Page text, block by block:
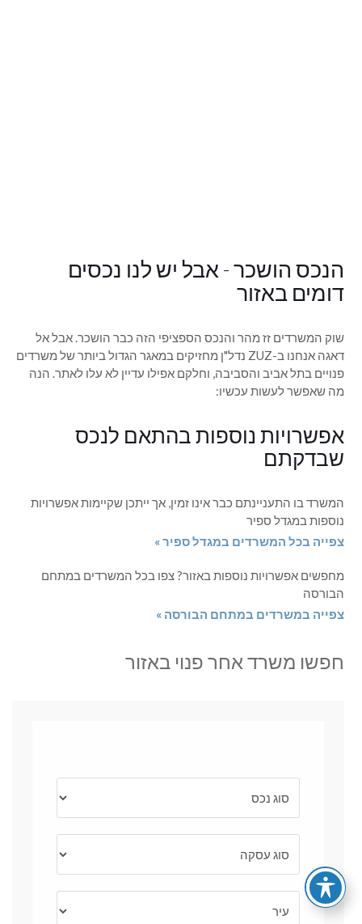
הנכס הושכר - אבל יש לנו נכסים
דומים באזור
שוק המשרדים זז מהר והנכס הספציפי הזה כבר הושכר. אבל אל
דאגה אנחנו ב-ZUZ נדל"ן מחזיקים במאגר הגדול ביותר של משרדים
פנויים בתל אביב והסביבה, וחלקם אפילו עדיין לא עלו לאתר. הנה
מה שאפשר לעשות עכשיו:
אפשרויות נוספות בהתאם לנכס
שבדקתם
המשרד בו התעניינתם כבר אינו זמין, אך ייתכן שקיימות אפשרויות
נוספות במגדל ספיר
צפייה בכל המשרדים במגדל ספיר »
מחפשים אפשרויות נוספות באזור? צפו בכל המשרדים במתחם
הבורסה
צפייה במשרדים במתחם הבורסה »
חפשו משרד אחר פנוי באזור